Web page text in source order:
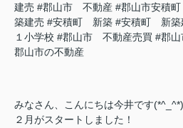
建売 #郡山市 不動産 #郡山市安積
築建売 #安積町 新築 #安積町 新築
１小学校 #郡山市 不動産売買 #郡
郡山市の不動産
みなさん、こんにちは今井です(*^_^*)
２月がスタートしました！